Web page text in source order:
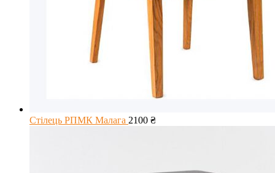
Стілець РПМК Малага 2100 ₴